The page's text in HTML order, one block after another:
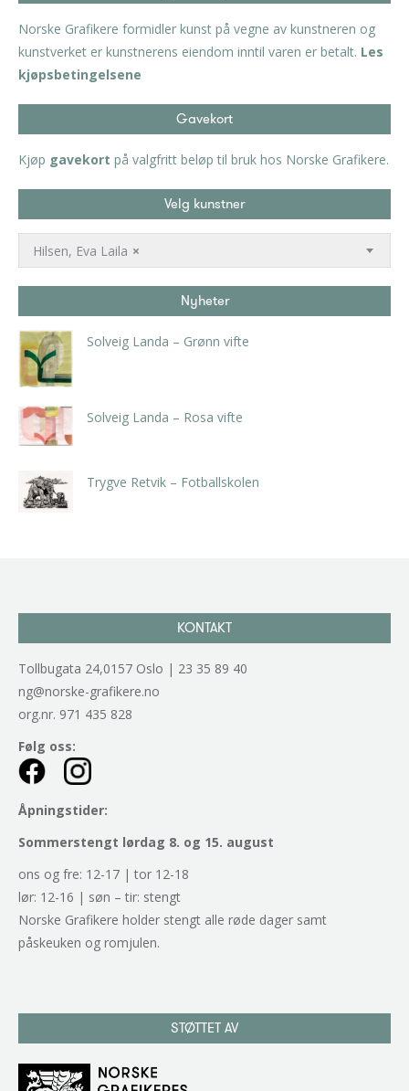
Norske Grafikere formidler kunst på vegne av kunstneren og
kunstverket er kunstnerens eiendom inntil varen er betalt. Les
kjøpsbetingelsene
Gavekort
Kjøp gavekort på valgfritt beløp til bruk hos Norske Grafikere.
Velg kunstner
×
Hilsen, Eva Laila
Nyheter
Solveig Landa – Grønn vifte
Solveig Landa – Rosa vifte
Trygve Retvik – Fotballskolen
KONTAKT
Tollbugata 24,0157 Oslo | 23 35 89 40
ng@norske-grafikere.no
org.nr. 971 435 828
Følg oss:
Åpningstider:
Sommerstengt lørdag 8. og 15. august
ons og fre: 12-17 | tor 12-18
lør: 12-16 | søn – tir: stengt
Norske Grafikere holder stengt alle røde dager samt
påskeuken og romjulen.
STØTTET AV